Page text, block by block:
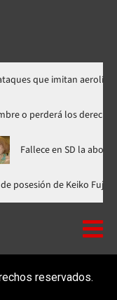
imitan aerolíneas
de diciembre o
en SD la abogada María
a la toma de posesión
reservados.